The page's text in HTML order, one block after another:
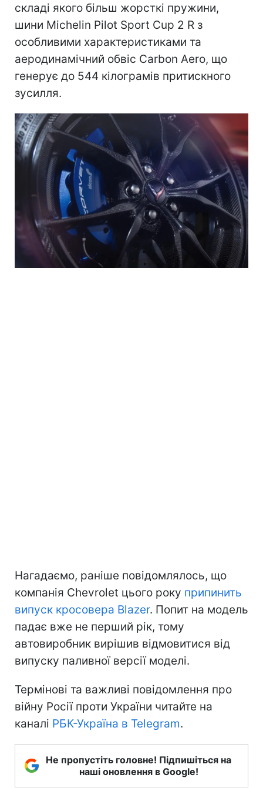
складі якого більш жорсткі пружини,
шини Michelin Pilot Sport Cup 2 R з
особливими характеристиками та
аеродинамічний обвіс Carbon Aero, що
генерує до 544 кілограмів притискного
зусилля.
Нагадаємо, раніше повідомлялось, що
компанія Chevrolet цього року припинить
випуск кросовера Blazer. Попит на модель
падає вже не перший рік, тому
автовиробник вирішив відмовитися від
випуску паливної версії моделі.
Термінові та важливі повідомлення про
війну Росії проти України читайте на
каналі РБК-Україна в Telegram.
Не пропустіть головне! Підпишіться на
наші оновлення в Google!